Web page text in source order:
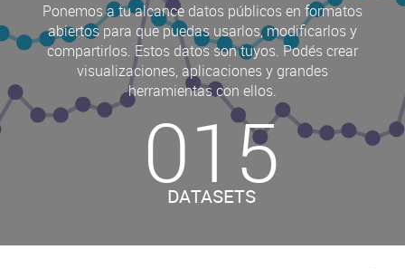
Ponemos a tu alcance datos públicos en formatos
abiertos para que puedas usarlos, modificarlos y
compartirlos. Estos datos son tuyos. Podés crear
visualizaciones, aplicaciones y grandes
herramientas con ellos.
015
DATASETS